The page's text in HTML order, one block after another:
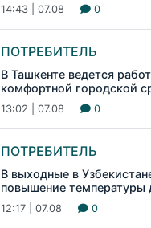
14:43 | 07.08 0
ПОТРЕБИТЕЛЬ
В Ташкенте ведется
комфортной городской
13:02 | 07.08 0
ПОТРЕБИТЕЛЬ
В выходные в
повышение температуры
12:17 | 07.08 0